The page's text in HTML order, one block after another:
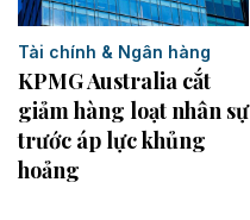
Tài chính & Ngân hàng
KPMG Australia cắt
giảm hàng loạt nhân sự
trước áp lực khủng
hoảng